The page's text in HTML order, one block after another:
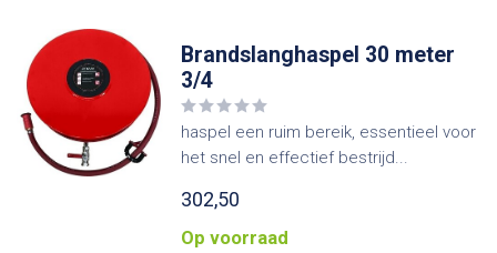
Brandslanghaspel 30 meter
3/4
haspel een ruim bereik, essentieel voor
het snel en effectief bestrijd...
302,50
Op voorraad